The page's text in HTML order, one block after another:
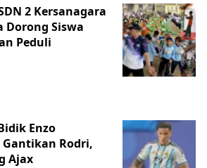
2 Kersanagara
Dorong Siswa
Peduli
Enzo
Rodri,
Ajax